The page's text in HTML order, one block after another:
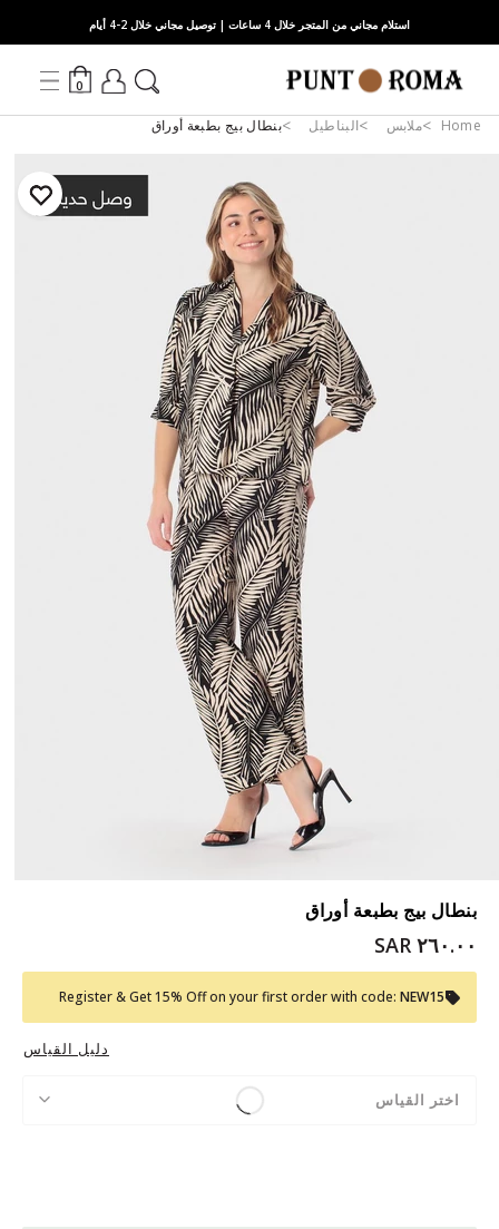
استلام مجاني من المتجر خلال 4 ساعات | توصيل مجاني خلال 2-4 أيام
0
Home ملابس البناطيل بنطال بيج بطبعة أوراق
بنطال بيج بطبعة أوراق
٢٦٠.٠٠ SAR
Register & Get 15% Off on your first order with code: NEW15
دليل القياس
اختر القياس